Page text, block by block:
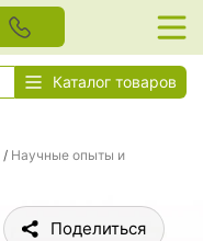
Каталог товаров
/ Научные опыты и
Поделиться